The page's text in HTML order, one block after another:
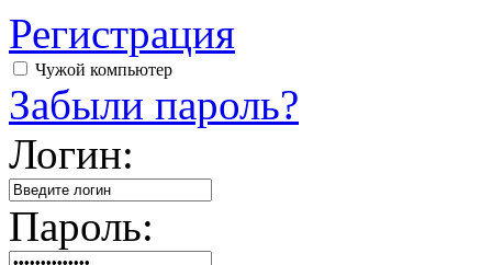
Регистрация
Чужой компьютер
Забыли пароль?
Логин:
Пароль: